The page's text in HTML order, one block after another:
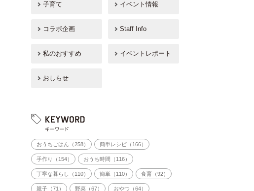
子育て イベント情報
コラボ企画 Staff Info
私のおすすめ イベントレポート
おしらせ
おうちごはん（258） 簡単レシピ（166）
手作り（154） おうち時間（116）
丁寧な暮らし（110） 簡単（110） 食育（92）
親子（71） 野菜（67） おやつ（64）